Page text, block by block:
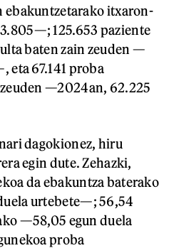
ebakuntzetarako itxaron-
125.653 paziente
baten zain zeuden —
eta 67.141 proba
—2024an, 62.225
dagokionez, hiru
egin dute. Zehazki,
da ebakuntza baterako
urtebete—; 56,54
—58,05 egun duela
proba